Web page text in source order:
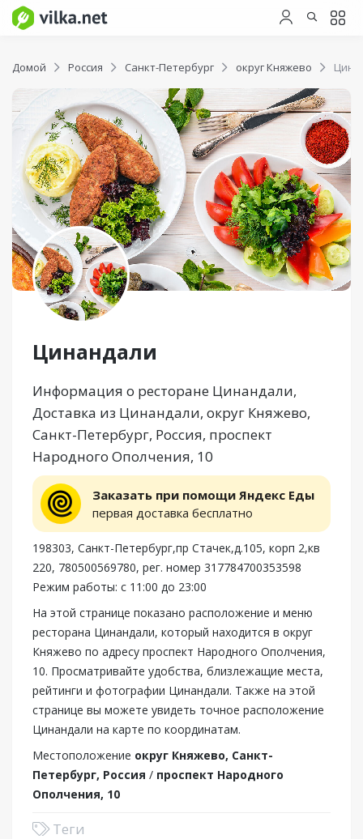
Домой Россия Санкт-Петербург округ Княжево
Цинандали
Информация о ресторане Цинандали,
Доставка из Цинандали, округ Княжево,
Санкт-Петербург, Россия, проспект
Народного Ополчения, 10
Заказать при помощи Яндекс Еды
первая доставка бесплатно
198303, Санкт-Петербург,пр Стачек,д.105, корп 2,кв
220, 780500569780, рег. номер 317784700353598
Режим работы: с 11:00 до 23:00
На этой странице показано расположение и меню
ресторана Цинандали, который находится в округ
Княжево по адресу проспект Народного Ополчения,
10. Просматривайте удобства, близлежащие места,
рейтинги и фотографии Цинандали. Также на этой
странице вы можете увидеть точное расположение
Цинандали на карте по координатам.
Местоположение округ Княжево, Санкт-
Петербург, Россия / проспект Народного
Ополчения, 10
Теги